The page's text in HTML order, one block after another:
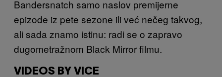
Bandersnatch samo naslov premijerne
epizode iz pete sezone ili već nečeg takvog,
ali sada znamo istinu: radi se o zapravo
dugometražnom Black Mirror filmu.
VIDEOS BY VICE